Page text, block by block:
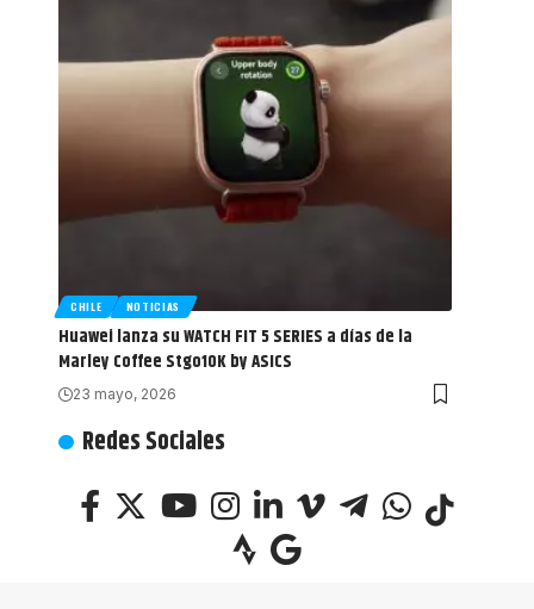
CHILE NOTICIAS
Huawei lanza su WATCH FIT 5 SERIES a días de la
Marley Coffee Stgo10K by ASICS
23 mayo, 2026
Redes Sociales